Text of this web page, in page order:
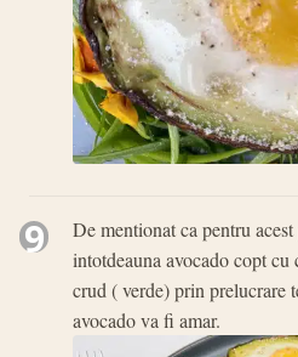
9
De mentionat ca pentru
intotdeauna avocado copt cu
crud ( verde) prin prelucrare
avocado va fi amar.